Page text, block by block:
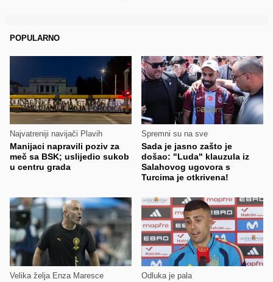
POPULARNO
Najvatreniji navijači Plavih
Manijaci napravili poziv za
meč sa BSK; uslijedio sukob
u centru grada
Spremni su na sve
Sada je jasno zašto je
došao: "Luda" klauzula iz
Salahovog ugovora s
Turcima je otkrivena!
Velika želja Enza Maresce Odluka je pala